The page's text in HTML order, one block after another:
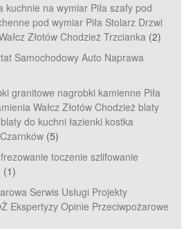
kuchnie na wymiar Piła szafy pod
pod wymiar Piła Stolarz Drzwi
Złotów Chodzież Trzcianka (2)
Samochodowy Auto Naprawa
granitowe nagrobki kamienne Piła
Wałcz Złotów Chodzież blaty
do kuchni łazienki kostka
(5)
toczenie szlifowanie
(1)
Serwis Usługi Projekty
Ekspertyzy Opinie Przeciwpożarowe